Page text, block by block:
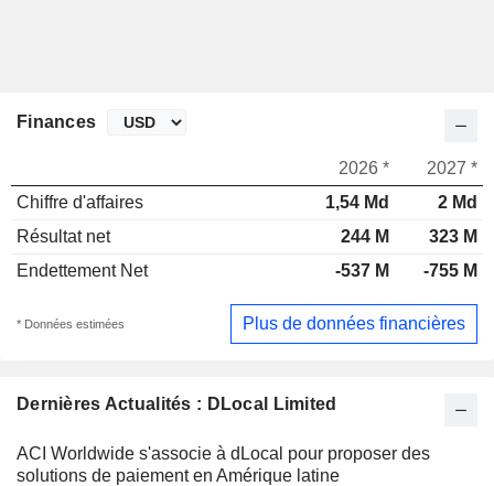
Dernières Actualités : DLocal Limited
ACI Worldwide s'associe à dLocal pour proposer des
solutions de paiement en Amérique latine
Finances
2026 *
2027 *
Chiffre d'affaires
1,54 Md
2 Md
Résultat net
244 M
323 M
Endettement Net
-537 M -755 M
* Données estimées Plus de données financières